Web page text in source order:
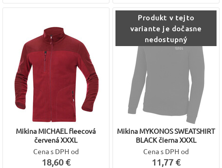
Mikina MICHAEL fleecová
červená XXXL
Cena s DPH od
18,60 €
Produkt v tejto
variante je dočasne
nedostupný
Mikina MYKONOS SWEATSHIRT
BLACK čierna XXXL
Cena s DPH od
11,77 €